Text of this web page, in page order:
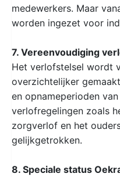
medewerkers. Maar
worden ingezet voor
7. Vereenvoudiging
Het verlofstelsel wordt
overzichtelijker
en opnameperioden
verlofregelingen zoals
zorgverlof en het
gelijkgetrokken.
8. Speciale status